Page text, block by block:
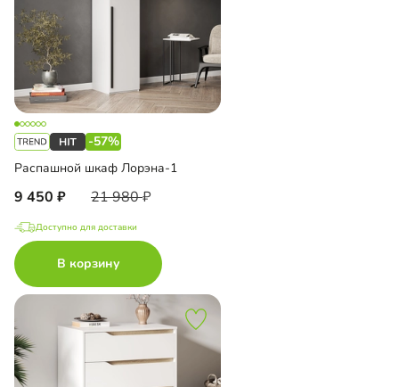
-57%
Распашной шкаф Лорэна-1
9 450 21 980
Доступно для доставки
В корзину